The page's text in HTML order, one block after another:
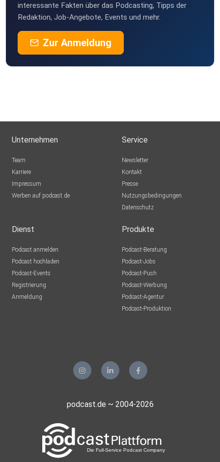
interessante Fakten über das Podcasting, Tipps der
Redaktion, Job-Angebote, Events und mehr.
Zur Anmeldung
Unternehmen
Team
Karriere
Impressum
Werben auf podcast.de
Service
Newsletter
Kontakt
Presse
Nutzungsbedingungen
Datenschutz
Dienst
Podcast anmelden
Podcast hochladen
Podcast-Events
Registrierung
Anmeldung
Produkte
Podcast-Beratung
Podcast-Jobs
Podcast-Push
Podcast-Werbung
Podcast-Agentur
Podcast-Produktion
podcast.de ~ 2004-2026